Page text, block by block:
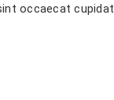
occaecat